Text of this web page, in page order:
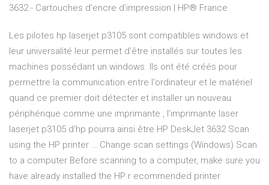
3632 - Cartouches d’encre d’impression | HP® France
Les pilotes hp laserjet p3105 sont compatibles windows et
leur universalité leur permet d'être installés sur toutes les
machines possédant un windows. Ils ont été créés pour
permettre la communication entre l'ordinateur et le matériel
quand ce premier doit détecter et installer un nouveau
périphérique comme une imprimante , l'imprimante laser
laserjet p3105 d'hp pourra ainsi être HP DeskJet 3632 Scan
using the HP printer … Change scan settings (Windows) Scan
to a computer Before scanning to a computer, make sure you
have already installed the HP r ecommended printer